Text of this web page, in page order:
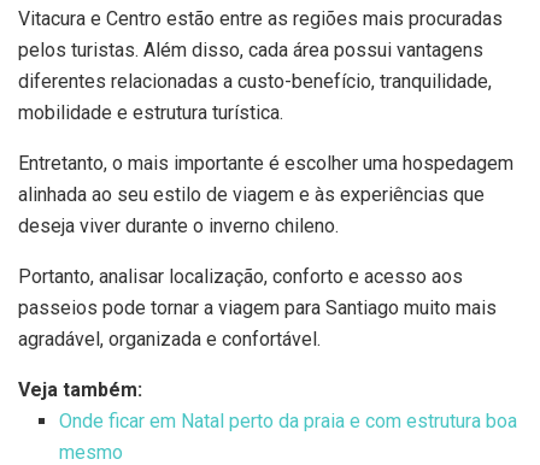
Vitacura e Centro estão entre as regiões mais procuradas
pelos turistas. Além disso, cada área possui vantagens
diferentes relacionadas a custo-benefício, tranquilidade,
mobilidade e estrutura turística.
Entretanto, o mais importante é escolher uma hospedagem
alinhada ao seu estilo de viagem e às experiências que
deseja viver durante o inverno chileno.
Portanto, analisar localização, conforto e acesso aos
passeios pode tornar a viagem para Santiago muito mais
agradável, organizada e confortável.
Veja também:
Onde ficar em Natal perto da praia e com estrutura boa
mesmo